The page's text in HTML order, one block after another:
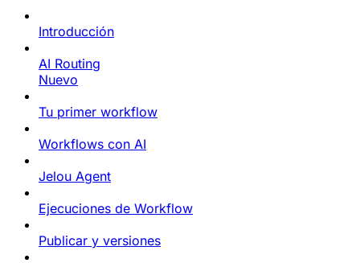
Introducción
AI Routing
Nuevo
Tu primer workflow
Workflows con AI
Jelou Agent
Ejecuciones de Workflow
Publicar y versiones